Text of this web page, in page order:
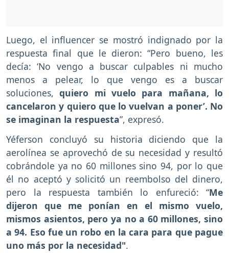
Luego, el influencer se mostró indignado por la
respuesta final que le dieron: “Pero bueno, les
decía: ‘No vengo a buscar culpables ni mucho
menos a pelear, lo que vengo es a buscar
soluciones, quiero mi vuelo para mañana, lo
cancelaron y quiero que lo vuelvan a poner’. No
se imaginan la respuesta”, expresó.
Yéferson concluyó su historia diciendo que la
aerolínea se aprovechó de su necesidad y resultó
cobrándole ya no 60 millones sino 94, por lo que
él no aceptó y solicitó un reembolso del dinero,
pero la respuesta también lo enfureció: “Me
dijeron que me ponían en el mismo vuelo,
mismos asientos, pero ya no a 60 millones, sino
a 94. Eso fue un robo en la cara para que pague
uno más por la necesidad".